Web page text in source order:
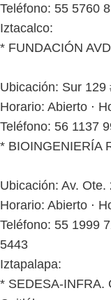
Teléfono: 55 5760
Iztacalco:
* FUNDACIÓN
Ubicación: Sur
Horario: Abierto ⋅
Teléfono: 56 1137
* BIOINGENIERÍA
Ubicación: Av.
Horario: Abierto ⋅
Teléfono: 55 1999
5443
Iztapalapa:
* SEDESA-INFRA.